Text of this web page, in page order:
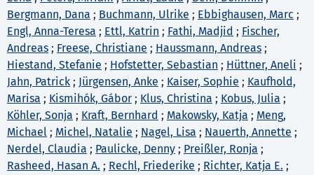
Bergmann, Dana ; Buchmann, Ulrike ; Ebbighausen, Marc ;
Engl, Anna-Teresa ; Ettl, Katrin ; Fathi, Madjid ; Fischer,
Andreas ; Freese, Christiane ; Haussmann, Andreas ;
Hiestand, Stefanie ; Hofstetter, Sebastian ; Hüttner, Aneli ;
Jahn, Patrick ; Jürgensen, Anke ; Kaiser, Sophie ; Kaufhold,
Marisa ; Kismihók, Gábor ; Klus, Christina ; Kobus, Julia ;
Köhler, Sonja ; Kraft, Bernhard ; Makowsky, Katja ; Meng,
Michael ; Michel, Natalie ; Nagel, Lisa ; Nauerth, Annette ;
Nerdel, Claudia ; Paulicke, Denny ; Preißler, Ronja ;
Rasheed, Hasan A. ; Rechl, Friederike ; Richter, Katja E. ;